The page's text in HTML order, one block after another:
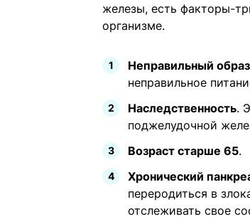
железы, есть факторы-
организме.
Неправильный
неправильное
Наследственность.
поджелудочной
Возраст старше 65.
Хронический
переродиться в
отслеживать свое